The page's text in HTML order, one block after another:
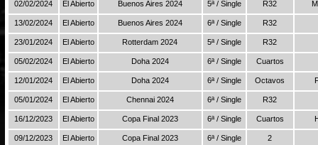
02/02/2024 El Abierto Buenos Aires 2024 5ª / Single R32
13/02/2024 El Abierto Buenos Aires 2024 6ª / Single R32
23/01/2024 El Abierto Rotterdam 2024 5ª / Single R32
05/02/2024 El Abierto Doha 2024 6ª / Single Cuartos
12/01/2024 El Abierto Doha 2024 6ª / Single Octavos
05/01/2024 El Abierto Chennai 2024 6ª / Single R32
16/12/2023 El Abierto Copa Final 2023 6ª / Single Cuartos
09/12/2023 El Abierto Copa Final 2023 6ª / Single 2